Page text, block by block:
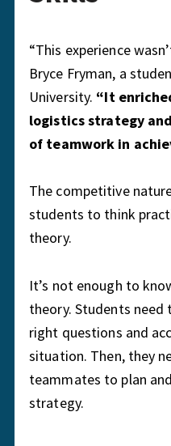
“This experience
Bryce Fryman, a
University. “It
logistics strategy
of teamwork in
The competitive
students to think
theory.
It’s not enough to
theory. Students need
right questions and
situation. Then, they
teammates to plan
strategy.